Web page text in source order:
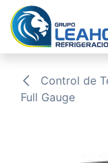
Ir al contenido
Control de
Full Gauge